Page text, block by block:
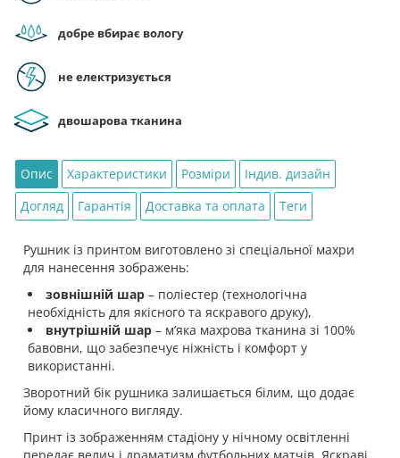
Germain.
Stadium»
добре вбирає вологу
не електризується
двошарова тканина
Опис Характеристики Розміри
Індив. дизайн
Догляд
Гарантія Доставка та оплата Теги
Рушник із принтом виготовлено зі спеціальної махри
для нанесення зображень:
зовнішній шар – поліестер (технологічна
необхідність для якісного та яскравого друку),
внутрішній шар – мʼяка махрова тканина зі 100%
бавовни, що забезпечує ніжність і комфорт у
використанні.
Зворотний бік рушника залишається білим, що додає
йому класичного вигляду.
Принт із зображенням стадіону у нічному освітленні
передає велич і драматизм футбольних матчів. Яскраві